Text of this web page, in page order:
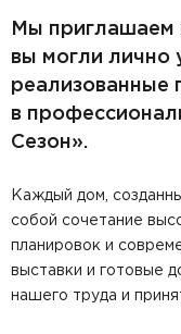
Мы приглашаем
вы могли лично
реализованные
в
Сезон».
Каждый дом,
собой сочетание
планировок и
выставки и готовые
нашего труда и